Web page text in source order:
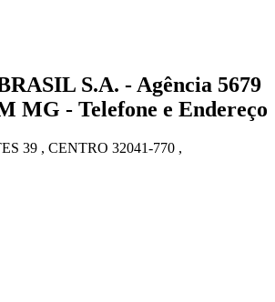
S.A. - Agência 5679
MG - Telefone e Endereço
39 , CENTRO 32041-770 ,